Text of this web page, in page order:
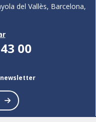
del Vallès, Barcelona,
00